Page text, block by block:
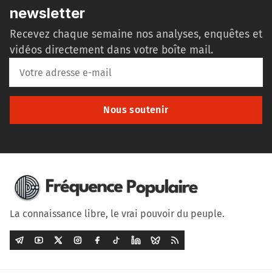
newsletter
Recevez chaque semaine nos analyses, enquêtes et
vidéos directement dans votre boîte mail.
Nous soutenir
La connaissance libre, le vrai pouvoir du peuple.